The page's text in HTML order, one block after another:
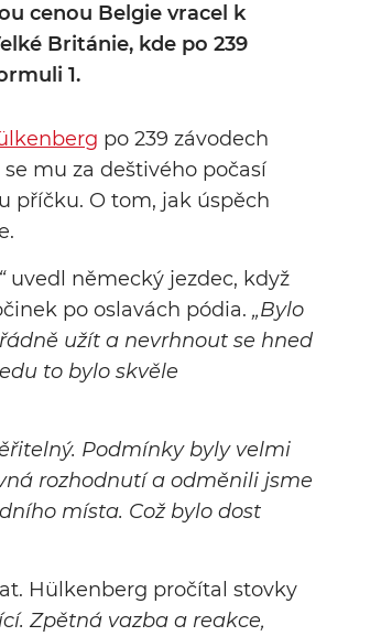
cenou Belgie vracel k
Británie, kde po 239
1.
po 239 závodech
mu za deštivého počasí
příčku. O tom, jak úspěch
uvedl německý jezdec, když
po oslavách pódia. „Bylo
užít a nevrhnout se hned
to bylo skvěle
Podmínky byly velmi
rozhodnutí a odměnili jsme
místa. Což bylo dost
Hülkenberg pročítal stovky
Zpětná vazba a reakce,